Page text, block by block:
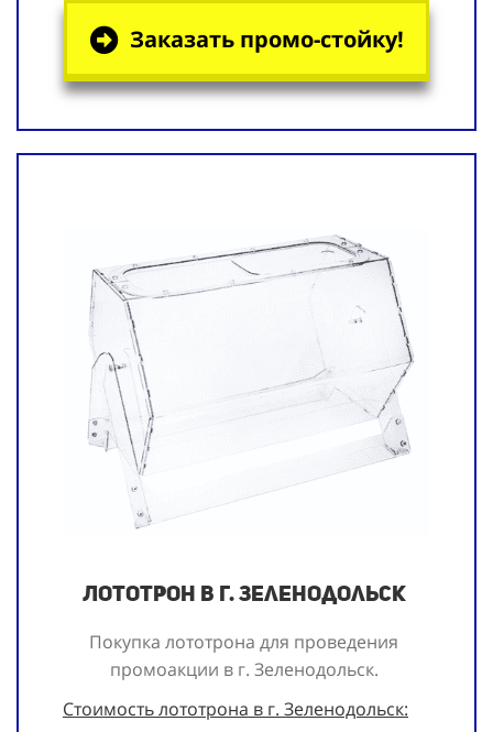
Заказать промо-стойку!
Лототрон в г. Зеленодольск
Покупка лототрона для проведения
промоакции в г. Зеленодольск.
Стоимость лототрона в г. Зеленодольск: